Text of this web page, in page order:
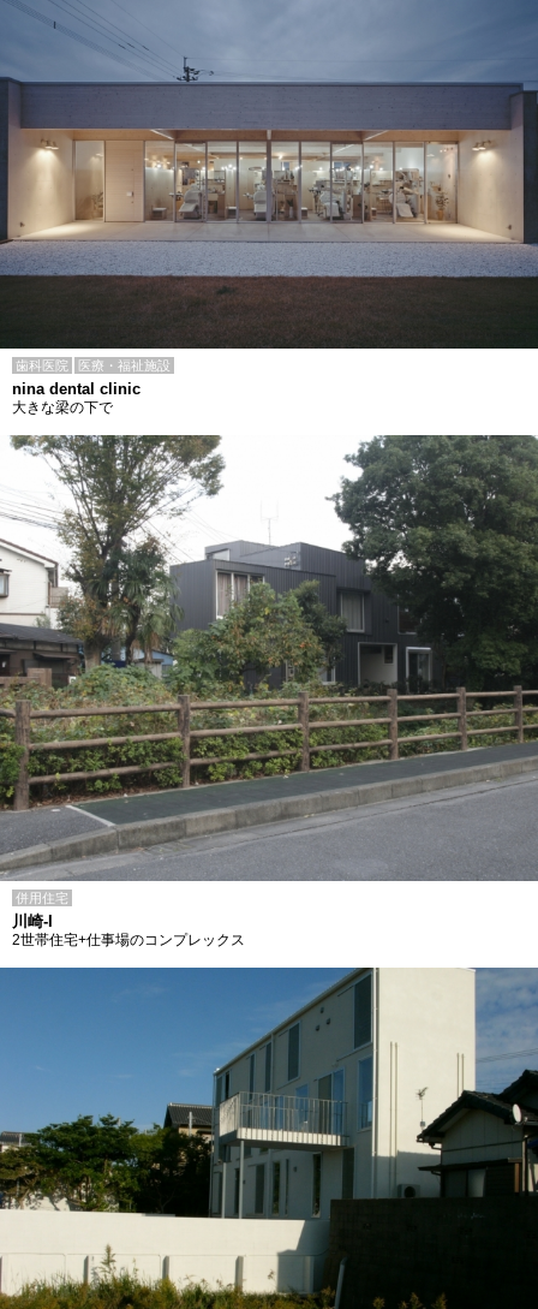
歯科医院 医療・福祉施設
nina dental clinic
大きな梁の下で
併用住宅
川崎-I
2世帯住宅+仕事場のコンプレックス